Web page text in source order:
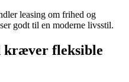
leasing om frihed og
godt til en moderne livsstil.
kræver fleksible